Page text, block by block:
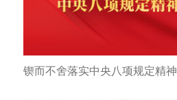
锲而不舍落实中央八项规定精神